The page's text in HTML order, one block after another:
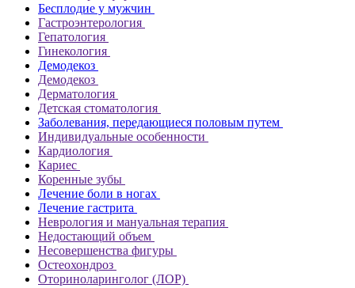
Бесплодие у мужчин
Гастроэнтерология
Гепатология
Гинекология
Демодекоз
Демодекоз
Дерматология
Детская стоматология
Заболевания, передающиеся половым путем
Индивидуальные особенности
Кардиология
Кариес
Коренные зубы
Лечение боли в ногах
Лечение гастрита
Неврология и мануальная терапия
Недостающий объем
Несовершенства фигуры
Остеохондроз
Оториноларинголог (ЛОР)